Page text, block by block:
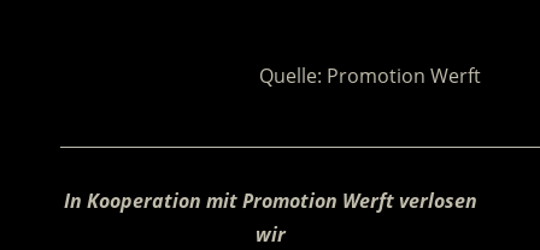
Quelle: Promotion Werft
In Kooperation mit Promotion Werft verlosen
wir